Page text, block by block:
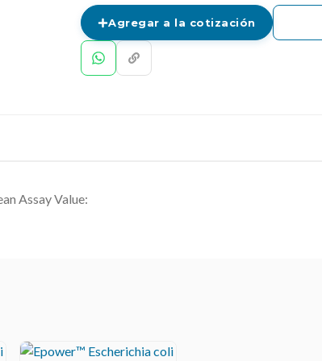
Agregar a la cotización
Assay Value: